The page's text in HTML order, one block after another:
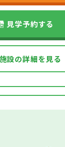
見学予約する
施設の詳細を見る